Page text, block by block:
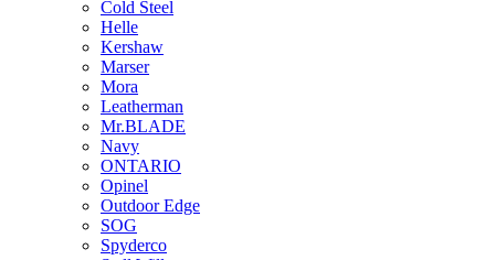
Cold Steel
Helle
Kershaw
Marser
Mora
Leatherman
Mr.BLADE
Navy
ONTARIO
Opinel
Outdoor Edge
SOG
Spyderco